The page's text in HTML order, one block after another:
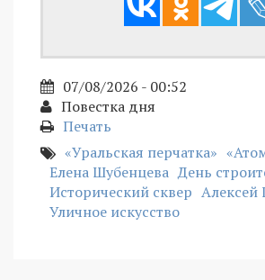
07/08/2026 - 00:52
Повестка дня
Печать
«Уральская перчатка»
Елена Шубенцева День
Исторический сквер Алексей
Уличное искусство